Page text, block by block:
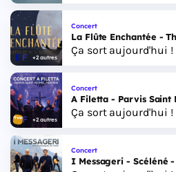
+2 autres
Concert
La Flûte Enchantée -
Ça sort aujourd'hui !
+2 autres
Concert
A Filetta - Parvis Saint
Ça sort aujourd'hui !
Concert
I Messageri - Scéléné